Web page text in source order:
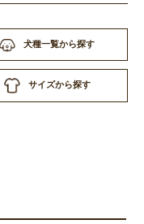
犬種一覧から探す
サイズから探す